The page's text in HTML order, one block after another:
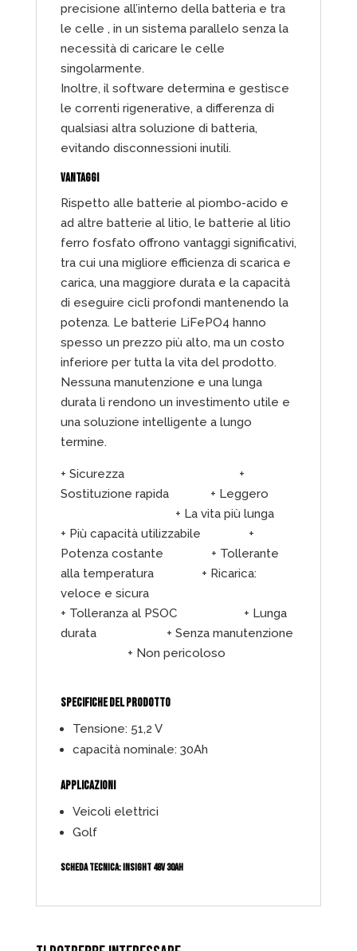
precisione all’interno della batteria e tra
le celle , in un sistema parallelo senza la
necessità di caricare le celle
singolarmente.
Inoltre, il software determina e gestisce
le correnti rigenerative, a differenza di
qualsiasi altra soluzione di batteria,
evitando disconnessioni inutili.
VANTAGGI
Rispetto alle batterie al piombo-acido e
ad altre batterie al litio, le batterie al litio
ferro fosfato offrono vantaggi significativi,
tra cui una migliore efficienza di scarica e
carica, una maggiore durata e la capacità
di eseguire cicli profondi mantenendo la
potenza. Le batterie LiFePO4 hanno
spesso un prezzo più alto, ma un costo
inferiore per tutta la vita del prodotto.
Nessuna manutenzione e una lunga
durata li rendono un investimento utile e
una soluzione intelligente a lungo
termine.
+ Sicurezza +
Sostituzione rapida + Leggero
+ La vita più lunga
+ Più capacità utilizzabile +
Potenza costante + Tollerante
alla temperatura + Ricarica:
veloce e sicura
+ Tolleranza al PSOC + Lunga
durata + Senza manutenzione
+ Non pericoloso
SPECIFICHE DEL PRODOTTO
Tensione: 51,2 V
capacità nominale: 30Ah
APPLICAZIONI
Veicoli elettrici
Golf
SCHEDA TECNICA:INSIGHT 48V 30AH